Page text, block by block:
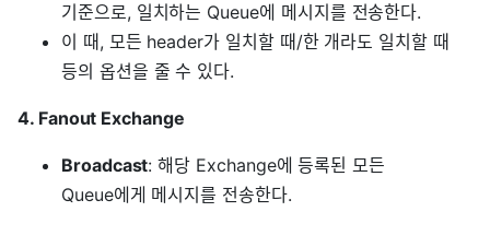
기준으로, 일치하는 Queue에 메시지를 전송한다.
이 때, 모든 header가 일치할 때/한 개라도 일치할 때
등의 옵션을 줄 수 있다.
4. Fanout Exchange
Broadcast: 해당 Exchange에 등록된 모든
Queue에게 메시지를 전송한다.